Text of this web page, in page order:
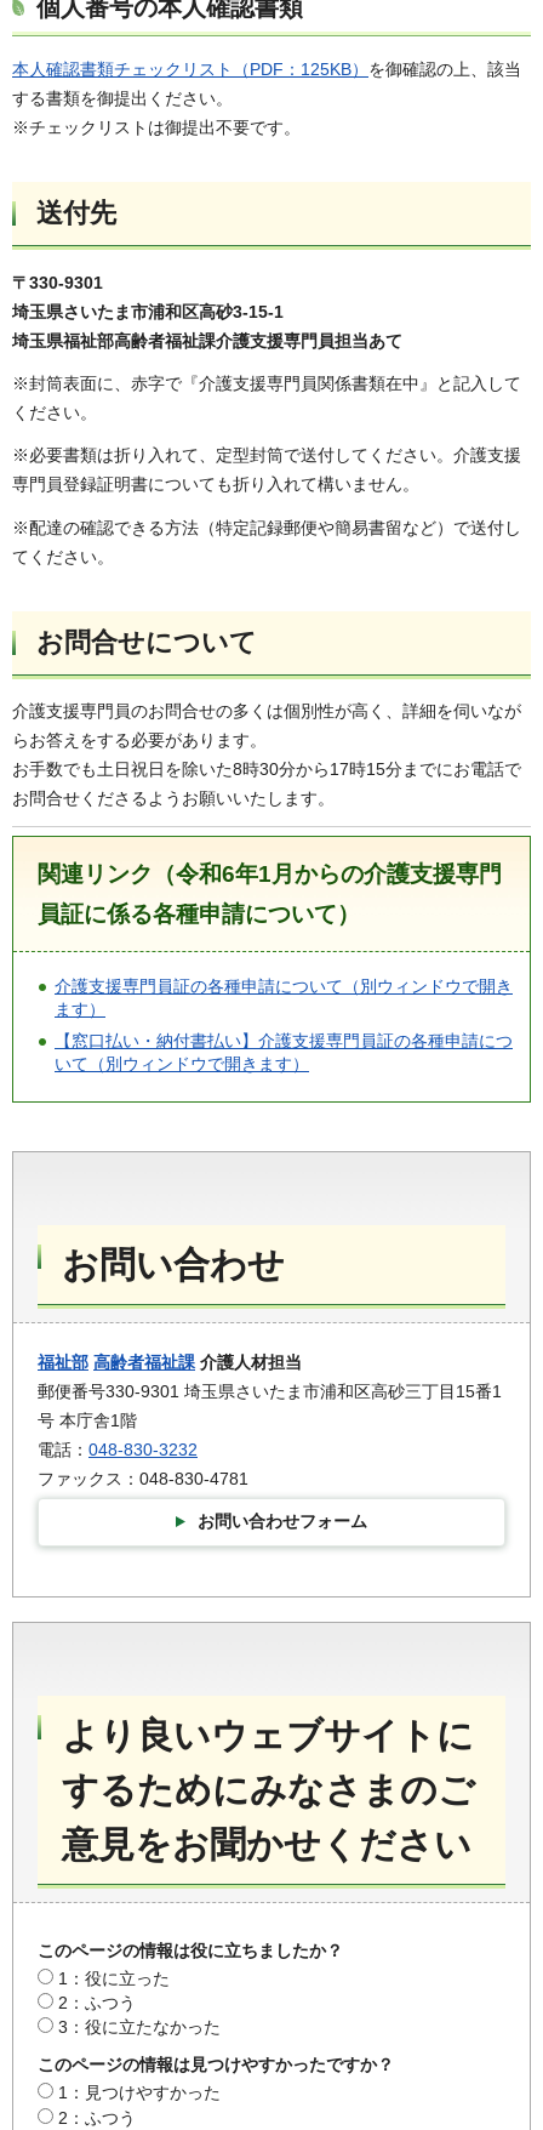
個人番号の本人確認書類
本人確認書類チェックリスト（PDF：125KB） を御確認の上、該当
する書類を御提出ください。
※チェックリストは御提出不要です。
送付先
〒330-9301
埼玉県さいたま市浦和区高砂3-15-1
埼玉県福祉部高齢者福祉課介護支援専門員担当あて
※封筒表面に、赤字で『介護支援専門員関係書類在中』と記入して
ください。
※必要書類は折り入れて、定型封筒で送付してください。介護支援
専門員登録証明書についても折り入れて構いません。
※配達の確認できる方法（特定記録郵便や簡易書留など）で送付し
てください。
お問合せについて
介護支援専門員のお問合せの多くは個別性が高く、詳細を伺いなが
らお答えをする必要があります。
お手数でも土日祝日を除いた8時30分から17時15分までにお電話で
お問合せくださるようお願いいたします。
関連リンク（令和6年1月からの介護支援専門
員証に係る各種申請について）
介護支援専門員証の各種申請について（別ウィンドウで開き
ます）
【窓口払い・納付書払い】介護支援専門員証の各種申請につ
いて（別ウィンドウで開きます）
お問い合わせ
福祉部 高齢者福祉課 介護人材担当
郵便番号330-9301 埼玉県さいたま市浦和区高砂三丁目15番1
号 本庁舎1階
電話： 048-830-3232
ファックス：048-830-4781
お問い合わせフォーム
より良いウェブサイトに
するためにみなさまのご
意見をお聞かせください
このページの情報は役に立ちましたか？
1：役に立った
2：ふつう
3：役に立たなかった
このページの情報は見つけやすかったですか？
1：見つけやすかった
2：ふつう